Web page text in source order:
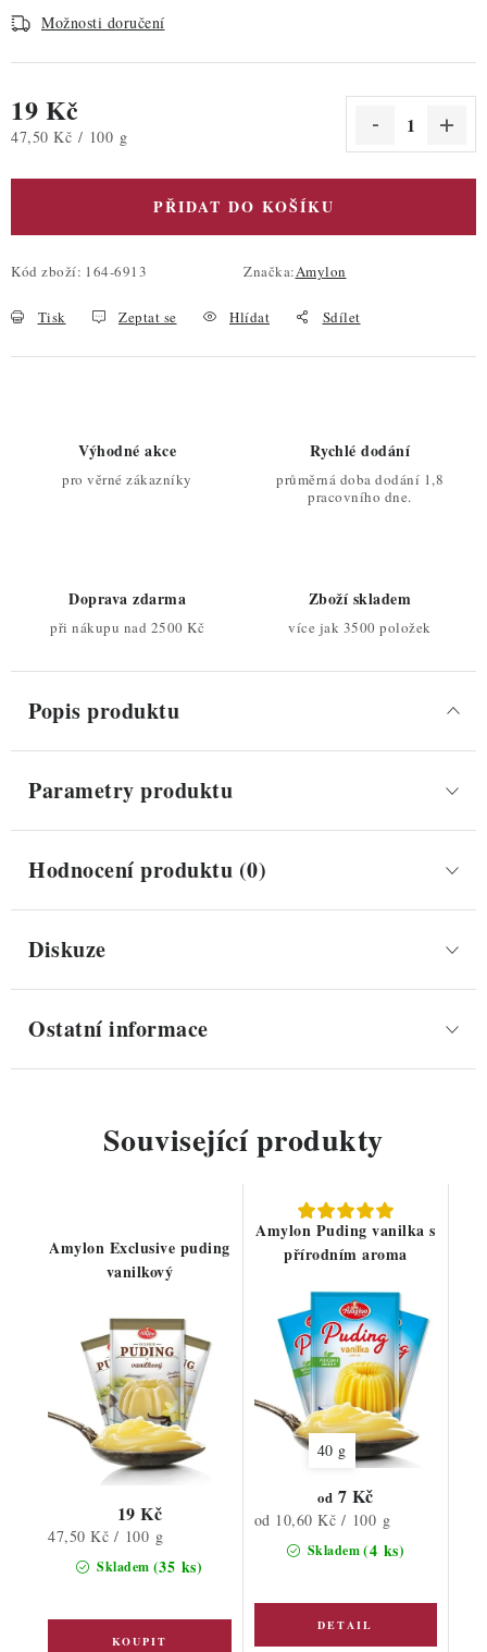
Možnosti doručení
19 Kč
Měrná cena:
47,50 Kč / 100 g
PŘIDAT DO KOŠÍKU
Kód zboží: 164-6913 Značka:Amylon
Tisk Zeptat se Hlídat Sdílet
Výhodné akce
pro věrné zákazníky
Rychlé dodání
průměrná doba dodání 1,8
pracovního dne.
Doprava zdarma
při nákupu nad 2500 Kč
Zboží skladem
více jak 3500 položek
Popis produktu
Parametry produktu
Hodnocení produktu (0)
Diskuze
Ostatní informace
Související produkty
Amylon Exclusive puding
vanilkový
Skladem (35 ks)
19 Kč
Měrná
cena:
47,50 Kč / 100 g
Amylon Puding vanilka s
přírodním aroma
40 g
Skladem(4 ks)
od 7 Kč
Měrná
od 10,60 Kč / 100 g